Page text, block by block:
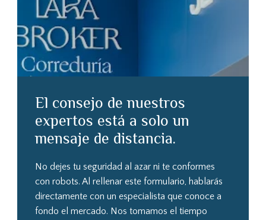
El consejo de nuestros
expertos está a solo un
mensaje de distancia.
No dejes tu seguridad al azar ni te conformes
con robots. Al rellenar este formulario, hablarás
directamente con un especialista que conoce a
fondo el mercado. Nos tomamos el tiempo